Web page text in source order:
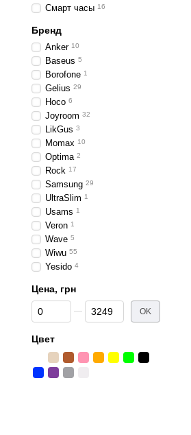
Смарт часы 16
Бренд
Anker 10
Baseus 5
Borofone 1
Gelius 29
Hoco 6
Joyroom 32
LikGus 3
Momax 10
Optima 2
Rock 17
Samsung 29
UltraSlim 1
Usams 1
Veron 1
Wave 5
Wiwu 55
Yesido 4
Цена, грн
От Цена, грн
До Цена, грн OK
Цвет